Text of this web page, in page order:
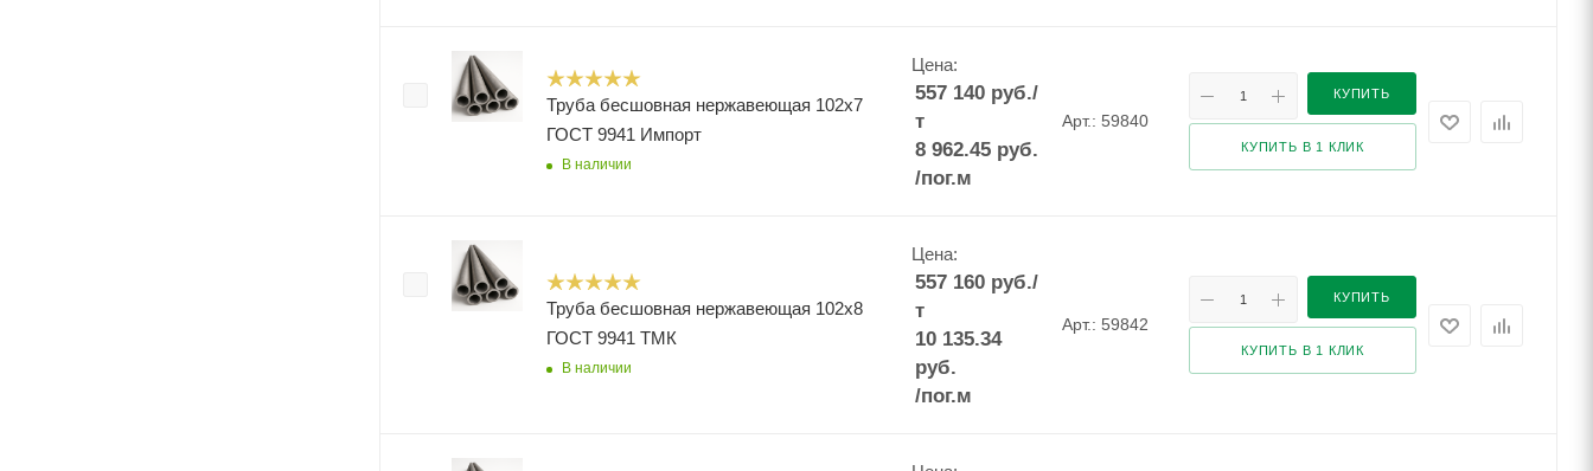
Труба бесшовная нержавеющая 102x7
ГОСТ 9941 Импорт
В наличии
Цена:
557 140руб./
т
8 962.45 руб.
/пог.м
Арт.: 59840
КУПИТЬ
КУПИТЬ В 1 КЛИК
Труба бесшовная нержавеющая 102x8
ГОСТ 9941 ТМК
В наличии
Цена:
557 160руб./
т
10 135.34
руб.
/пог.м
Арт.: 59842
КУПИТЬ
КУПИТЬ В 1 КЛИК